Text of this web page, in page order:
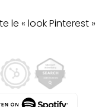
le « look Pinterest »